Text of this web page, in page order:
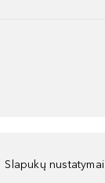
Slapukų nustatymai